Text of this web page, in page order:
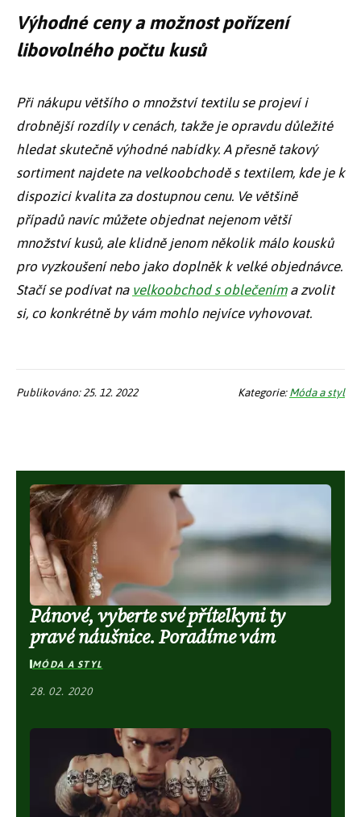
Výhodné cenyamožnost pořízení
libovolného počtu kusů
Při nákupu většího o množství textilu se projeví i
drobnější rozdíly v cenách, takže je opravdu důležité
hledat skutečně výhodné nabídky. A přesně takový
sortiment najdete na velkoobchodě s textilem, kde je k
dispozici kvalita za dostupnou cenu. Ve většině
případů navíc můžete objednat nejenom větší
množství kusů, ale klidně jenom několik málo kousků
pro vyzkoušení nebo jako doplněk k velké objednávce.
Stačí se podívat na velkoobchod s oblečeníma zvolit
si, co konkrétně by vám mohlo nejvíce vyhovovat.
Publikováno: 25. 12. 2022 Kategorie:Móda a styl
Pánové, vyberte své přítelkyni ty
pravé náušnice. Poradíme vám
MÓDA A STYL
28. 02. 2020